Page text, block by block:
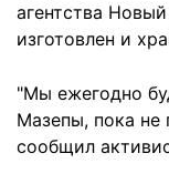
агентства
изготовлен и
"Мы ежегодно
Мазепы, пока не
сообщил